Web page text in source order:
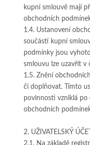
kupní smlouvě mají
obchodních
1.4. Ustanovení
součástí kupní
podmínky jsou
smlouvu lze uzavřít v
1.5. Znění
či doplňovat. Tímto
povinnosti vzniklá
obchodních
2. UŽIVATELSKÝ ÚČET
2.1. Na základě